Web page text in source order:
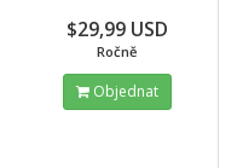
$29,99 USD
Ročně
Objednat